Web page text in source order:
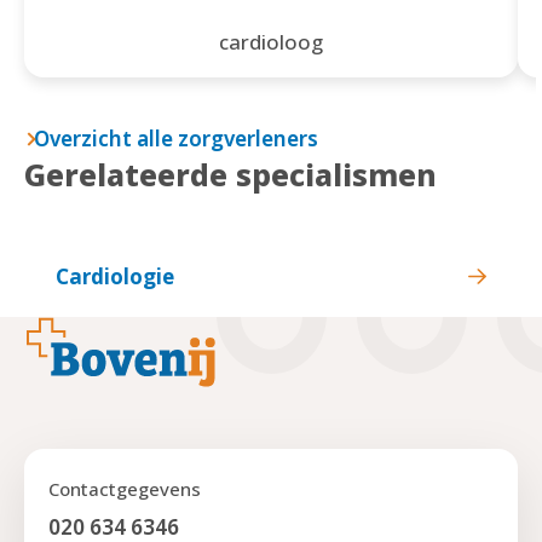
cardioloog
Overzicht alle zorgverleners
Gerelateerde specialismen
Cardiologie
Footer
Contactgegevens
020 634 6346